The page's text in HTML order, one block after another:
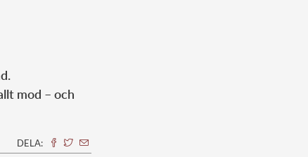
mod – och
DELA: